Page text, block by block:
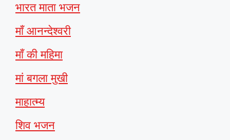
भारत माता भजन
माँ आनन्देश्वरी
माँ की महिमा
मां बगला मुखी
माहात्म्य
शिव भजन